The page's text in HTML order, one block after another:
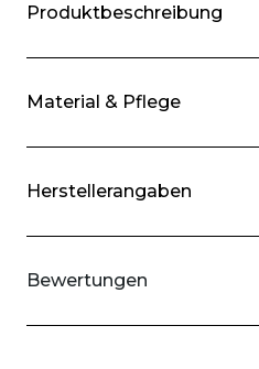
Produktbeschreibung
Material & Pflege
Herstellerangaben
Bewertungen